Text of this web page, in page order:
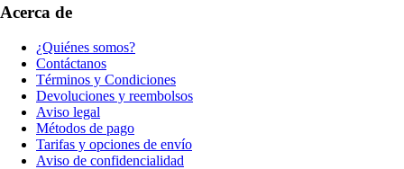
Acerca de
¿Quiénes somos?
Contáctanos
Términos y Condiciones
Devoluciones y reembolsos
Aviso legal
Métodos de pago
Tarifas y opciones de envío
Aviso de confidencialidad